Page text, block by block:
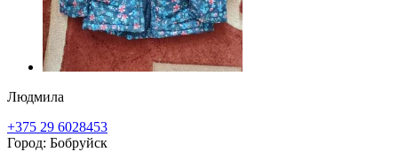
Людмила
+375 29 6028453
Город: Бобруйск